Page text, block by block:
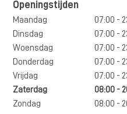
Openingstijden
Maandag
07:00 -
Dinsdag
07:00 -
Woensdag
07:00 -
Donderdag
07:00 -
Vrijdag
07:00 -
Zaterdag
08:00 -
Zondag
08:00 -